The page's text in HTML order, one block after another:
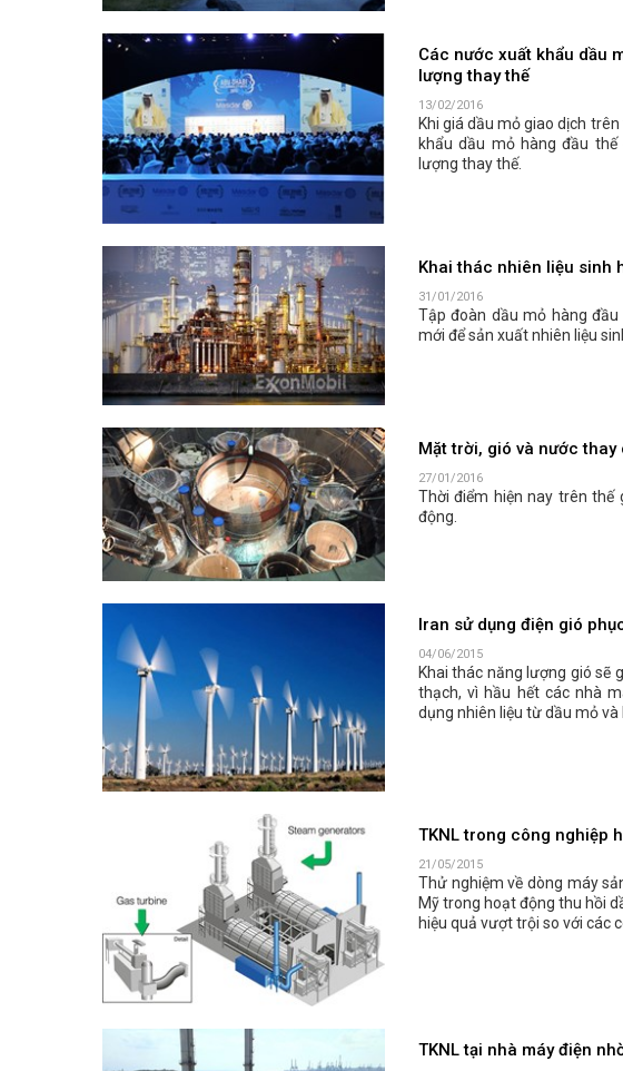
Các nước xuất khẩu dầu
lượng thay thế
13/02/2016
Khi giá dầu mỏ giao dịch
khẩu dầu mỏ hàng đầu
lượng thay thế.
Khai thác nhiên liệu sinh
31/01/2016
Tập đoàn dầu mỏ hàng
mới để sản xuất nhiên liệu
Mặt trời, gió và nước
27/01/2016
Thời điểm hiện nay trên
động.
Iran sử dụng điện gió
04/06/2015
Khai thác năng lượng gió sẽ
thạch, vì hầu hết các nhà
dụng nhiên liệu từ dầu mỏ và
TKNL trong công nghiệp
21/05/2015
Thử nghiệm về dòng máy
Mỹ trong hoạt động thu hồi
hiệu quả vượt trội so với các
TKNL tại nhà máy điện